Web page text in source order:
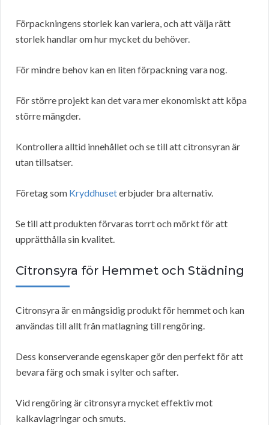
Förpackningens storlek kan variera, och att välja rätt
storlek handlar om hur mycket du behöver.
För mindre behov kan en liten förpackning vara nog.
För större projekt kan det vara mer ekonomiskt att köpa
större mängder.
Kontrollera alltid innehållet och se till att citronsyran är
utan tillsatser.
Företag som Kryddhuseterbjuder bra alternativ.
Se till att produkten förvaras torrt och mörkt för att
upprätthålla sin kvalitet.
Citronsyra för Hemmet och Städning
Citronsyra är en mångsidig produkt för hemmet och kan
användas till allt från matlagning till rengöring.
Dess konserverande egenskaper gör den perfekt för att
bevara färg och smak i sylter och safter.
Vid rengöring är citronsyra mycket effektiv mot
kalkavlagringar och smuts.